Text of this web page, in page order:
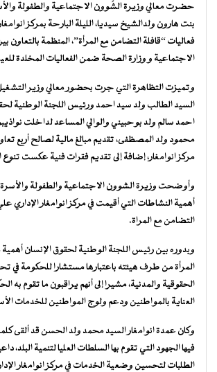
حضرت معالي وزيرة الشًوون الاجتماعية والطفولة
بنت هارون ولدالشيخ سيديا، الليلة البارحة بمركز
فعاليات “قافلة التضامن مع المرأة”، المنظمة بالتعاون
الاجتماعية و وزارة الصحة ضمن الفعاليات المخلدة
وتميزت التظاهرة التي جرت بحضور معالي وزير
السيد الطالب ولد سيد احمد ورئيس اللجنة الوطنية
احمد سالم ولد بوحبيني والوالي المساعد لداخلت
محمود ولد المصظفى، تقديم مبالغ مالية لصالح أربع
مركز انوامغار، إضافة إلى تقديم فقرات فنية عكست تنوع
وأوضحت وزيرة الشوون الاجتماعية والطفولة والأسرة
أهمية النشاطات التي أقيمت في مركز انوامغار الإداري
التضامن مع المراة.
وبدوره بين رئيس اللجنة الوطنية لحقوق الإنسان
المرأة من طرف هيئته باعتبارها مستشارا للحكومة في
الحقوقية والمدنية، مشيرا إلى أنهم يراقبون ما تقوم به
العناية بالمواطنين ودعم ولوج المواطنين للخدمات
وكان عمدة انوامغار السيد محمد ولد الحسن قد ألقى
فيها الجهود التي تقوم بها السلطات العليا لتنمية البلد،
الطلبات لتحسين وضعية الخدمات في مركز انوامغار